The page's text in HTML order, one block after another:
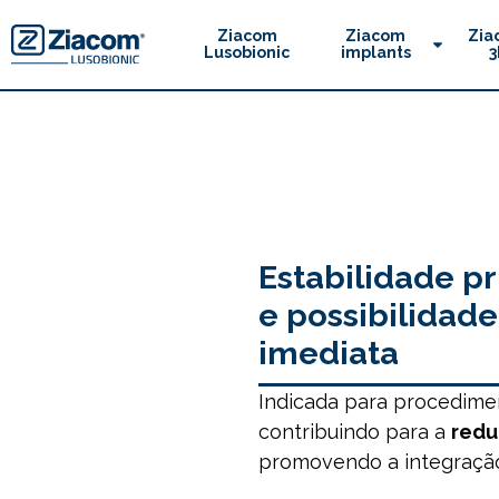
Ziacom
Lusobionic
Ziacom
implants
Estabilidade
e
imediata
Indicada para
contribuindo para a
promovendo a